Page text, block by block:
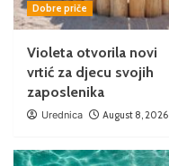
Dobre priče
Violeta otvorila novi
vrtić za djecu svojih
zaposlenika
Urednica August 8, 2026